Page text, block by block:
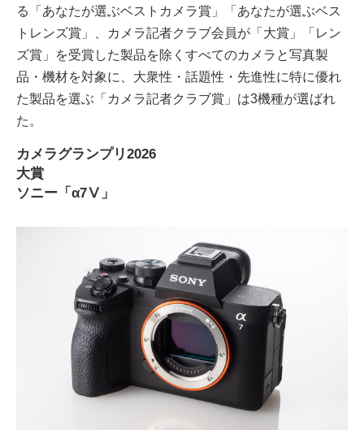
る「あなたが選ぶベストカメラ賞」「あなたが選ぶベス
トレンズ賞」、カメラ記者クラブ会員が「⼤賞」「レン
ズ賞」を受賞した製品を除くすべてのカメラと写真製
品・機材を対象に、⼤衆性・話題性・先進性に特に優れ
た製品を選ぶ「カメラ記者クラブ賞」は3機種が選ばれ
た。
カメラグランプリ2026
大賞
ソニー「α7Ⅴ」